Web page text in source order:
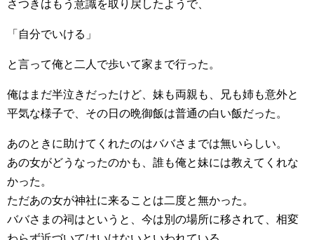
さつきはもう意識を取り戻したようで、
「自分でいける」
と言って俺と二人で歩いて家まで行った。
俺はまだ半泣きだったけど、妹も両親も、兄も姉も意外と
平気な様子で、その日の晩御飯は普通の白い飯だった。
あのときに助けてくれたのはババさまでは無いらしい。
あの女がどうなったのかも、誰も俺と妹には教えてくれな
かった。
ただあの女が神社に来ることは二度と無かった。
ババさまの祠はというと、今は別の場所に移されて、相変